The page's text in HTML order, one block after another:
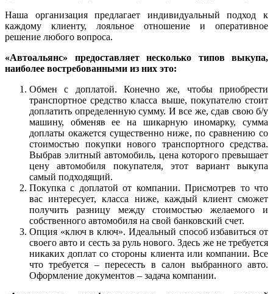
Наша организация предлагает индивидуальный подход к
каждому клиенту, лояльное отношение и оперативное
решение любого вопроса.
«Автоальянс» предоставляет несколько типов выкупа,
наиболее востребованными из них это:
Обмен с доплатой. Конечно же, чтобы приобрести
транспортное средство класса выше, покупателю стоит
доплатить определенную сумму. И все же, сдав свою б/у
машину, обменяв ее на шикарную иномарку, сумма
доплаты окажется существенно ниже, по сравнению со
стоимостью покупки нового транспортного средства.
Выбрав элитный автомобиль, цена которого превышает
цену автомобиля покупателя, этот вариант выкупа
самый подходящий.
Покупка с доплатой от компании. Присмотрев то что
вас интересует, класса ниже, каждый клиент сможет
получить разницу между стоимостью желаемого и
собственного автомобиля на свой банковский счет.
Опция «ключ в ключ». Идеальный способ избавиться от
своего авто и сесть за руль нового. Здесь же не требуется
никаких доплат со стороны клиента или компании. Все
что требуется – пересесть в салон выбранного авто.
Оформление документов – задача компании.